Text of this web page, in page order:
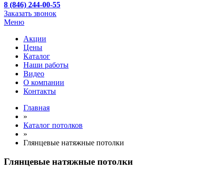
8 (846) 244-00-55
Заказать звонок
Меню
Акции
Цены
Каталог
Наши работы
Видео
О компании
Контакты
Главная
»
Каталог потолков
»
Глянцевые натяжные потолки
Глянцевые натяжные потолки